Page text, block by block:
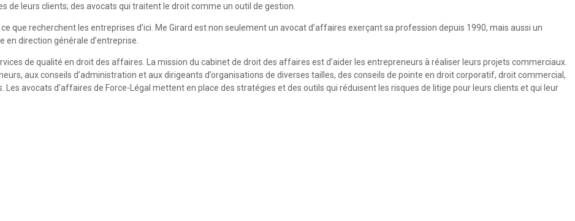
de leurs clients; des avocats qui traitent le droit comme un outil de gestion.
que recherchent les entreprises d’ici. Me Girard est non seulement un avocat d’affaires exerçant sa profession depuis 1990, mais aussi un
en direction générale d’entreprise.
de qualité en droit des affaires. La mission du cabinet de droit des affaires est d’aider les entrepreneurs à réaliser leurs projets commerciaux.
aux conseils d’administration et aux dirigeants d’organisations de diverses tailles, des conseils de pointe en droit corporatif, droit commercial,
avocats d’affaires de Force-Légal mettent en place des stratégies et des outils qui réduisent les risques de litige pour leurs clients et qui leur